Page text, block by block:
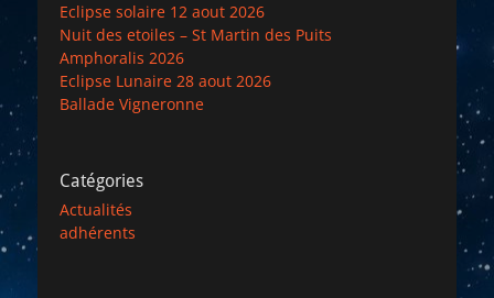
Eclipse solaire 12 aout 2026
Nuit des etoiles – St Martin des Puits
Amphoralis 2026
Eclipse Lunaire 28 aout 2026
Ballade Vigneronne
Catégories
Actualités
adhérents